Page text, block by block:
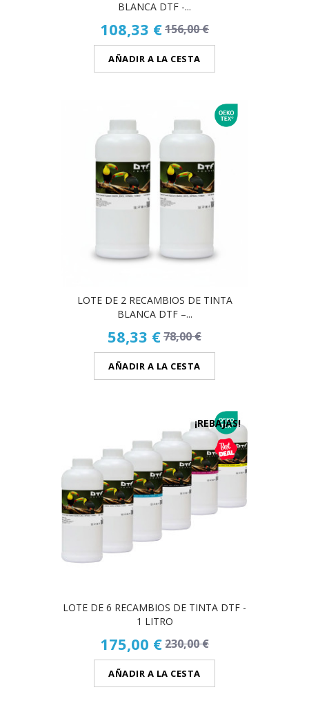
BLANCA DTF -...
108,33 €156,00 €
AÑADIR A LA CESTA
LOTE DE 2 RECAMBIOS DE TINTA
BLANCA DTF –...
58,33 €78,00 €
AÑADIR A LA CESTA
¡REBAJAS!
LOTE DE 6 RECAMBIOS DE TINTA DTF -
1 LITRO
175,00 €230,00 €
AÑADIR A LA CESTA